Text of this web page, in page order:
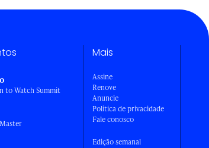
to Watch Summit
Mais
Assine
Renove
Anuncie
Política de privacidade
Fale conosco
Edição semanal